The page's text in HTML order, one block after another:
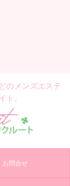
の メンズエステ
ト。
お問合せ